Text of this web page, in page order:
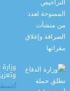
أغسطس 06,